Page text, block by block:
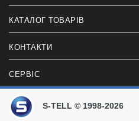
КАТАЛОГ ТОВАРІВ
КОНТАКТИ
СЕРВІС
S-TELL © 1998-2026